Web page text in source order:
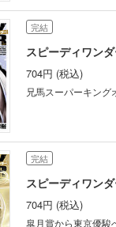
完結
スピーディワン
704円 (税込)
兄馬スーパーキン
完結
スピーディワン
704円 (税込)
皐月賞から東京優駿